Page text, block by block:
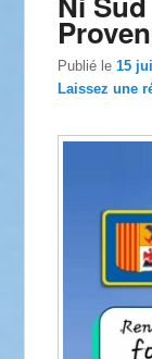
Publié le15
Laissez une